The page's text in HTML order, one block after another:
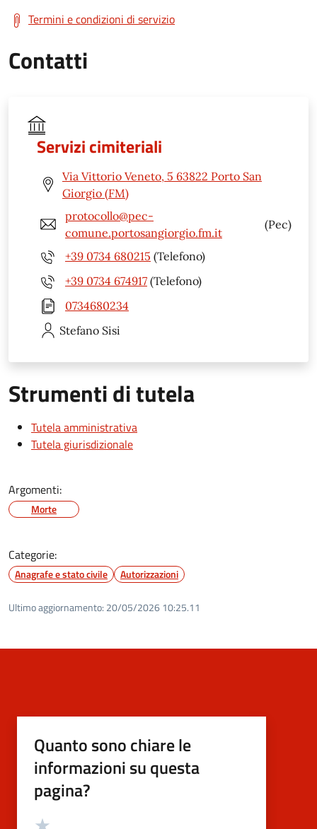
Termini e condizioni di servizio
Contatti
Servizi cimiteriali
Via Vittorio Veneto, 5 63822 Porto San
Giorgio (FM)
protocollo@pec-
comune.portosangiorgio.fm.it
(Pec)
+39 0734 680215 (Telefono)
+39 0734 674917 (Telefono)
0734680234
Stefano Sisi
Strumenti di tutela
Tutela amministrativa
Tutela giurisdizionale
Argomenti:
Morte
Categorie:
Anagrafe e stato civile Autorizzazioni
Ultimo aggiornamento: 20/05/2026 10:25.11
Quanto sono chiare le
informazioni su questa
pagina?
Valutazione